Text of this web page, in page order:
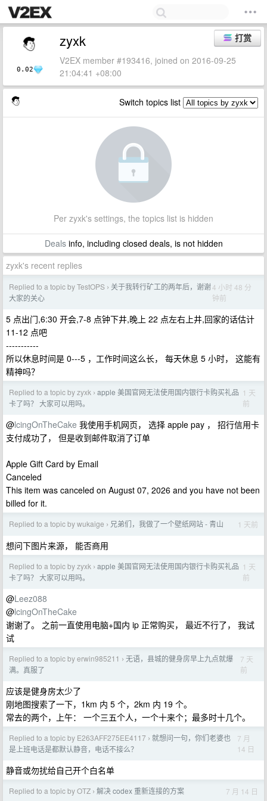
0.02
打赏
zyxk
V2EX member #193416, joined on 2016-09-25
21:04:41 +08:00
Switch topics list
Per zyxk's settings, the topics list is hidden
Dealsinfo, including closed deals, is not hidden
zyxk's recent replies
Replied to a topic by TestOPS › 关于我转行矿工的两年后，谢谢
大家的关心
4 小时 48 分
钟前
5 点出门,6:30 开会,7-8 点钟下井,晚上 22 点左右上井,回家的话估计
11-12 点吧
-----------
所以休息时间是 0---5 ，工作时间这么长， 每天休息 5 小时， 这能有
精神吗？
Replied to a topic by zyxk › apple 美国官网无法使用国内银行卡购买礼品
卡了吗？ 大家可以用吗。
1 天
前
@lcingOnTheCake 我使用手机网页， 选择 apple pay ， 招行信用卡
支付成功了， 但是收到邮件取消了订单
Apple Gift Card by Email
Canceled
This item was canceled on August 07, 2026 and you have not been
billed for it.
Replied to a topic by wukaige › 兄弟们，我做了一个壁纸网站 - 青山 1 天前
想问下图片来源， 能否商用
Replied to a topic by zyxk › apple 美国官网无法使用国内银行卡购买礼品
卡了吗？ 大家可以用吗。
1 天
前
@Leez088
@lcingOnTheCake
谢谢了。 之前一直使用电脑+国内 ip 正常购买， 最近不行了， 我试
试
Replied to a topic by erwin985211 › 无语，县城的健身房早上九点就爆
满。真服了
7 天
前
应该是健身房太少了
刚地图搜索了一下，1km 内 5 个，2km 内 19 个。
常去的两个，上午： 一个三五个人，一个十来个；最多时十几个。
Replied to a topic by E263AFF275EE4117 › 就想问一句，你们老婆也
是上班电话是都默认静音，电话不接么？
7 月
14 日
静音或勿扰给自己开个白名单
Replied to a topic by OTZ › 解决 codex 重新连接的方案 7 月 14 日